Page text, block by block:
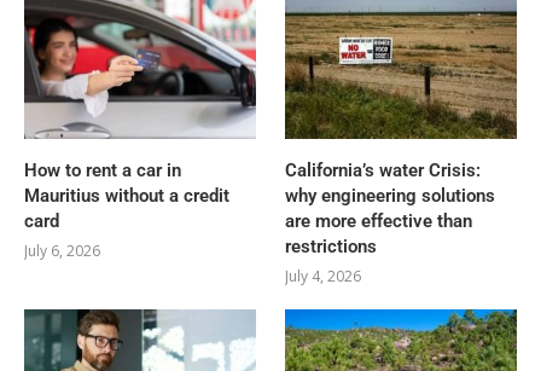
How to rent a car in
Mauritius without a credit
card
July 6, 2026
California’s water Crisis:
why engineering solutions
are more effective than
restrictions
July 4, 2026